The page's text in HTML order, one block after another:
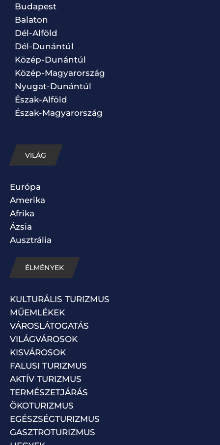
Budapest
Balaton
Dél-Alföld
Dél-Dunántúl
Közép-Dunántúl
Közép-Magyarország
Nyugat-Dunántúl
Észak-Alföld
Észak-Magyarország
VILÁG
Európa
Amerika
Afrika
Ázsia
Ausztrália
ÉLMÉNYEK
KULTURÁLIS TURIZMUS
MŰEMLÉKEK
VÁROSLÁTOGATÁS
VILÁGVÁROSOK
KISVÁROSOK
FALUSI TURIZMUS
AKTÍV TURIZMUS
TERMÉSZETJÁRÁS
ÖKOTURIZMUS
EGÉSZSÉGTURIZMUS
GASZTROTURIZMUS